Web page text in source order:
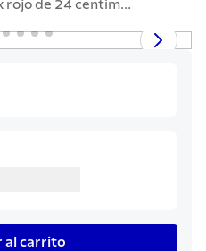
de 24 centím...
al carrito